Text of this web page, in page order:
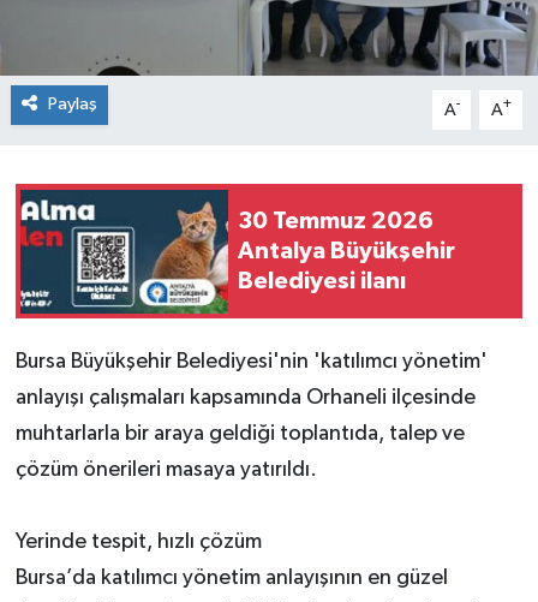
Paylaş A- A+
30 Temmuz 2026
Antalya Büyükşehir
Belediyesi ilanı
Bursa Büyükşehir Belediyesi'nin 'katılımcı yönetim'
anlayışı çalışmaları kapsamında Orhaneli ilçesinde
muhtarlarla bir araya geldiği toplantıda, talep ve
çözüm önerileri masaya yatırıldı.
Yerinde tespit, hızlı çözüm
Bursa’da katılımcı yönetim anlayışının en güzel